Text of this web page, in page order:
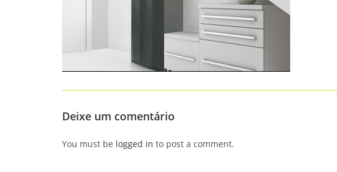
Deixe um comentário
You must be logged in to post a comment.